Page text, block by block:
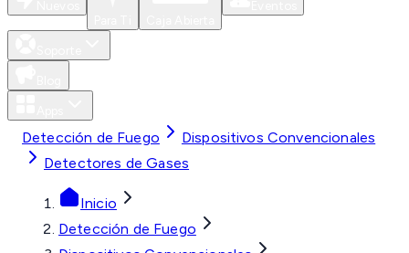
Detección de Fuego
Dispositivos Convencionales
Detectores de Gases
Inicio
Detección de Fuego